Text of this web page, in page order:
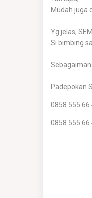
Mudah juga
Yg jelas,
Si bimbing
Padepokan
0858 555 66
0858 555 66